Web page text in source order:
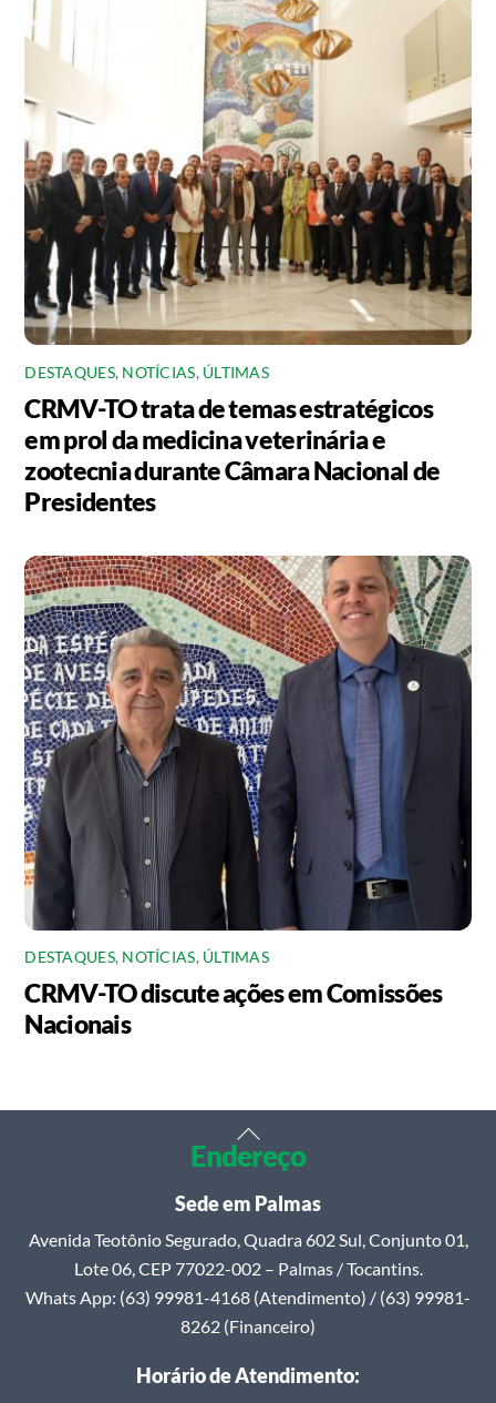
DESTAQUES, NOTÍCIAS, ÚLTIMAS
CRMV-TO trata de temas estratégicos
em prol da medicina veterinária e
zootecnia durante Câmara Nacional de
Presidentes
DESTAQUES, NOTÍCIAS, ÚLTIMAS
CRMV-TO discute ações em Comissões
Nacionais
Back
To
Top
Endereço
Sede em Palmas
Avenida Teotônio Segurado, Quadra 602 Sul, Conjunto 01,
Lote 06, CEP 77022-002 – Palmas / Tocantins.
Whats App: (63) 99981-4168 (Atendimento) / (63) 99981-
8262 (Financeiro)
Horário de Atendimento: